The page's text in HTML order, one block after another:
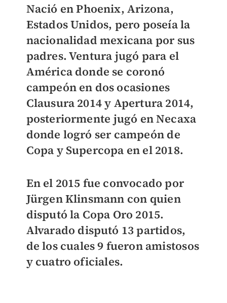
Nació en Phoenix, Arizona,
Estados Unidos, pero poseía la
nacionalidad mexicana por sus
padres. Ventura jugó para el
América donde se coronó
campeón en dos ocasiones
Clausura 2014 y Apertura 2014,
posteriormente jugó en Necaxa
donde logró ser campeón de
Copa y Supercopa en el 2018.
En el 2015 fue convocado por
Jürgen Klinsmann con quien
disputó la Copa Oro 2015.
Alvarado disputó 13 partidos,
de los cuales 9 fueron amistosos
y cuatro oficiales.